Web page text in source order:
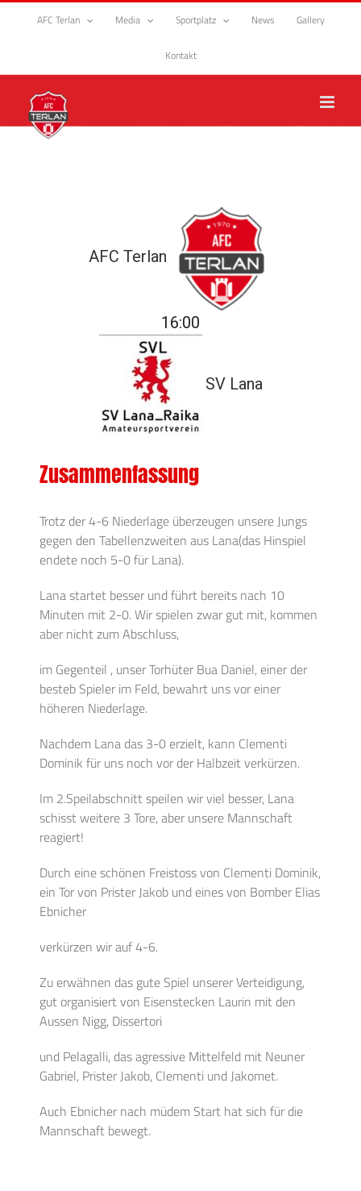
Zum
AFC Terlan Media Sportplatz News Gallery
Kontakt
AFC Terlan
16:00
SV Lana
Zusammenfassung
Trotz der 4-6 Niederlage überzeugen unsere Jungs
gegen den Tabellenzweiten aus Lana(das Hinspiel
endete noch 5-0 für Lana).
Lana startet besser und führt bereits nach 10
Minuten mit 2-0. Wir spielen zwar gut mit, kommen
aber nicht zum Abschluss,
im Gegenteil , unser Torhüter Bua Daniel, einer der
besteb Spieler im Feld, bewahrt uns vor einer
höheren Niederlage.
Nachdem Lana das 3-0 erzielt, kann Clementi
Dominik für uns noch vor der Halbzeit verkürzen.
Im 2.Speilabschnitt speilen wir viel besser, Lana
schisst weitere 3 Tore, aber unsere Mannschaft
reagiert!
Durch eine schönen Freistoss von Clementi Dominik,
ein Tor von Prister Jakob und eines von Bomber Elias
Ebnicher
verkürzen wir auf 4-6.
Zu erwähnen das gute Spiel unserer Verteidigung,
gut organisiert von Eisenstecken Laurin mit den
Aussen Nigg, Dissertori
und Pelagalli, das agressive Mittelfeld mit Neuner
Gabriel, Prister Jakob, Clementi und Jakomet.
Auch Ebnicher nach müdem Start hat sich für die
Mannschaft bewegt.